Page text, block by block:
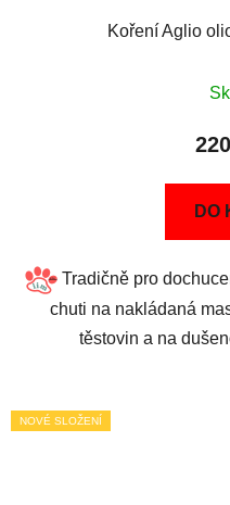
Koření Aglio
DO
Tradičně pro
chuti na nakládaná
těstovin a na
NOVÉ SLOŽENÍ